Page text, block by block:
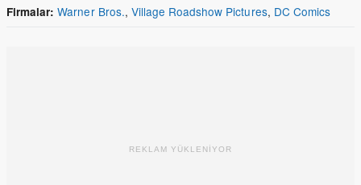
Firmalar: Warner Bros., Village Roadshow Pictures, DC Comics
REKLAM YÜKLENİYOR